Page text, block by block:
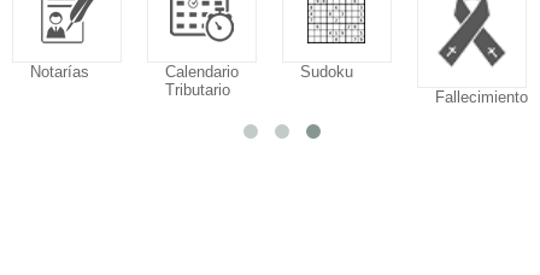
Notarías
Calendario
Tributario
Sudoku
Fallecimiento